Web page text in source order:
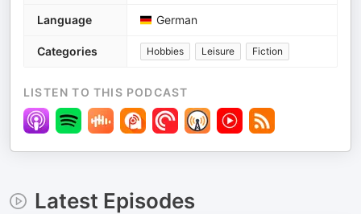
Language German
Categories Hobbies Leisure Fiction
LISTEN TO THIS PODCAST
Latest Episodes